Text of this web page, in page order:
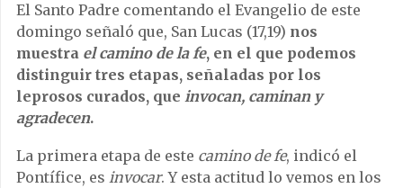
El Santo Padre comentando el Evangelio de este
domingo señaló que, San Lucas (17,19) nos
muestra el camino de la fe, en el que podemos
distinguir tres etapas, señaladas por los
leprosos curados, que invocan, caminan y
agradecen.
La primera etapa de este camino de fe, indicó el
Pontífice, es invocar. Y esta actitud lo vemos en los